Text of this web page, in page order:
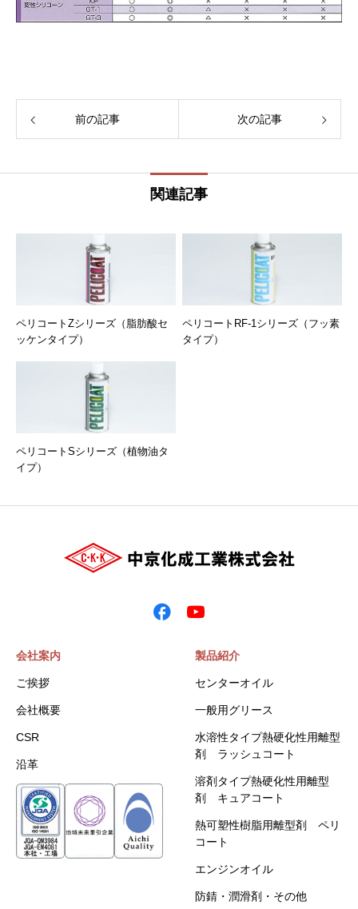
前の記事 次の記事
関連記事
ペリコートZシリーズ（脂肪酸セ
ッケンタイプ）
ペリコートRF-1シリーズ（フッ素
タイプ）
ペリコートSシリーズ（植物油タ
イプ）
会社案内
ご挨拶
会社概要
CSR
沿革
製品紹介
センターオイル
一般用グリース
水溶性タイプ熱硬化性用離型
剤 ラッシュコート
溶剤タイプ熱硬化性用離型
剤 キュアコート
熱可塑性樹脂用離型剤 ペリ
コート
エンジンオイル
防錆・潤滑剤・その他